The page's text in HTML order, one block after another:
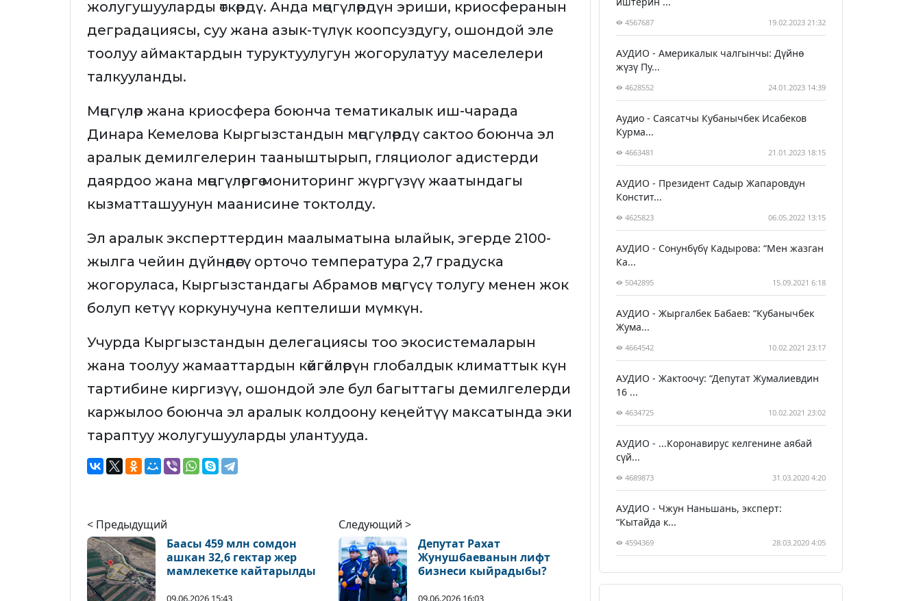
жолугушууларды өткөрдү. Анда мөңгүлөрдүн эриши, криосферанын
деградациясы, суу жана азык-түлүк коопсуздугу, ошондой эле
тоолуу аймактардын туруктуулугун жогорулатуу маселелери
талкууланды.
Мөңгүлөр жана криосфера боюнча тематикалык иш-чарада
Динара Кемелова Кыргызстандын мөңгүлөрдү сактоо боюнча эл
аралык демилгелерин тааныштырып, гляциолог адистерди
даярдоо жана мөңгүлөргө мониторинг жүргүзүү жаатындагы
кызматташуунун маанисине токтолду.
Эл аралык эксперттердин маалыматына ылайык, эгерде 2100-
жылга чейин дүйнөдөгү орточо температура 2,7 градуска
жогоруласа, Кыргызстандагы Абрамов мөңгүсү толугу менен жок
болуп кетүү коркунучуна кептелиши мүмкүн.
Учурда Кыргызстандын делегациясы тоо экосистемаларын
жана тоолуу жамааттардын көйгөйлөрүн глобалдык климаттык күн
тартибине киргизүү, ошондой эле бул багыттагы демилгелерди
каржылоо боюнча эл аралык колдоону кеңейтүү максатында эки
тараптуу жолугушууларды улантууда.
< Предыдущий
Баасы 459 млн сомдон
ашкан 32,6 гектар жер
мамлекетке кайтарылды
09.06.2026 15:43
Следующий >
Депутат Рахат
Жунушбаеванын лифт
бизнеси кыйрадыбы?
09.06.2026 16:03
4567687 19.02.2023 21:32
АУДИО - Америкалык чалгынчы: Дүйнө
жүзү Пу...
4628552 24.01.2023 14:39
Аудио - Саясатчы Кубанычбек Исабеков
Курма...
4663481 21.01.2023 18:15
АУДИО - Президент Садыр Жапаровдун
Констит...
4625823 06.05.2022 13:15
АУДИО - Сонунбүбү Кадырова: “Мен жазган
Ка...
5042895 15.09.2021 6:18
АУДИО - Жыргалбек Бабаев: “Кубанычбек
Жума...
4664542 10.02.2021 23:17
АУДИО - Жактоочу: “Депутат Жумалиевдин
16 ...
4634725 10.02.2021 23:02
АУДИО - ...Коронавирус келгенине аябай
сүй...
4689873 31.03.2020 4:20
АУДИО - Чжун Наньшань, эксперт:
“Кытайда к...
4594369 28.03.2020 4:05